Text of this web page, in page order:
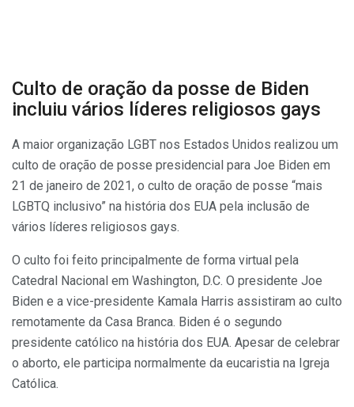
Culto de oração da posse de Biden
incluiu vários líderes religiosos gays
A maior organização LGBT nos Estados Unidos realizou um
culto de oração de posse presidencial para Joe Biden em
21 de janeiro de 2021, o culto de oração de posse “mais
LGBTQ inclusivo” na história dos EUA pela inclusão de
vários líderes religiosos gays.
O culto foi feito principalmente de forma virtual pela
Catedral Nacional em Washington, D.C. O presidente Joe
Biden e a vice-presidente Kamala Harris assistiram ao culto
remotamente da Casa Branca. Biden é o segundo
presidente católico na história dos EUA. Apesar de celebrar
o aborto, ele participa normalmente da eucaristia na Igreja
Católica.